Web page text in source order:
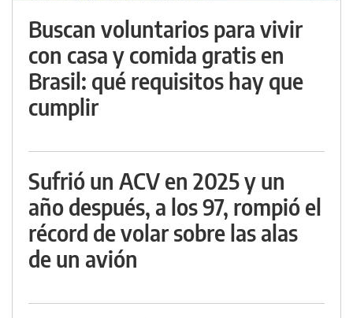
Buscan voluntarios para vivir
con casa y comida gratis en
Brasil: qué requisitos hay que
cumplir
Sufrió un ACV en 2025 y un
año después, a los 97, rompió el
récord de volar sobre las alas
de un avión